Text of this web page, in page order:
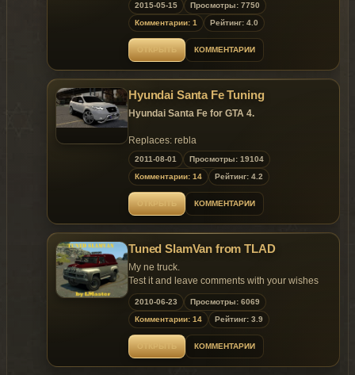
2015-05-15
Просмотры: 7750
Комментарии: 1
Рейтинг: 4.0
ОТКРЫТЬ КОММЕНТАРИИ
Hyundai Santa Fe Tuning
Hyundai Santa Fe for GTA 4.
Replaces: rebla
2011-08-01
Просмотры: 19104
Комментарии: 14
Рейтинг: 4.2
ОТКРЫТЬ КОММЕНТАРИИ
Tuned SlamVan from TLAD
My ne truck.
Test it and leave comments with your wishes
2010-06-23
Просмотры: 6069
Комментарии: 14
Рейтинг: 3.9
ОТКРЫТЬ КОММЕНТАРИИ